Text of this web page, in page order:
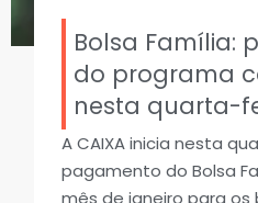
Bolsa Família:
do programa
nesta quarta-
A CAIXA inicia nesta
pagamento do Bolsa
mês de janeiro para